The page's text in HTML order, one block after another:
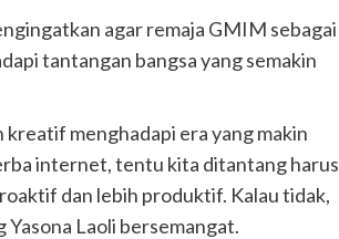
agar remaja GMIM sebagai
tantangan bangsa yang semakin
kreatif menghadapi era yang makin
internet, tentu kita ditantang harus
dan lebih produktif. Kalau tidak,
Yasona Laoli bersemangat.